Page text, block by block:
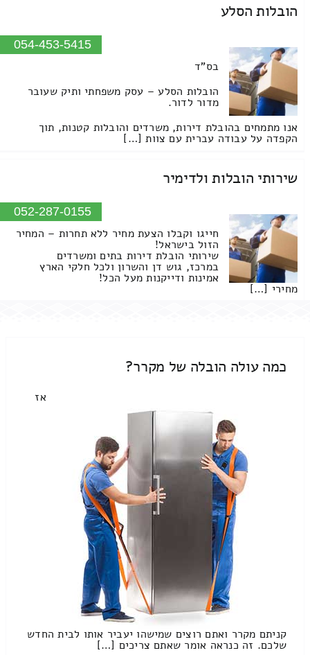
הובלות הסלע
054-453-5415
בס"ד
הובלות הסלע – עסק משפחתי ותיק שעובר
מדור לדור.
אנו מתמחים בהובלת דירות, משרדים והובלות קטנות, תוך
הקפדה על עבודה עברית עם צוות […]
שירותי הובלות ולדימיר
052-287-0155
חייגו וקבלו הצעת מחיר ללא תחרות – המחיר
הזול בישראל!
שירותי הובלת דירות בתים ומשרדים
במרכז, גוש דן והשרון ולכל חלקי הארץ
אמינות ודייקנות מעל הכל!
מחירי […]
כמה עולה הובלה של מקרר?
אז
קניתם מקרר ואתם רוצים שמישהו יעביר אותו לבית החדש
שלכם. זה כנראה אומר שאתם צריכים […]